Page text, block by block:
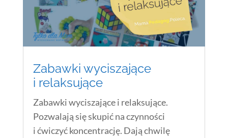
Zabawki wyciszające
i relaksujące
Zabawki wyciszające i relaksujące.
Pozwalają się skupić na czynności
i ćwiczyć koncentrację. Dają chwilę